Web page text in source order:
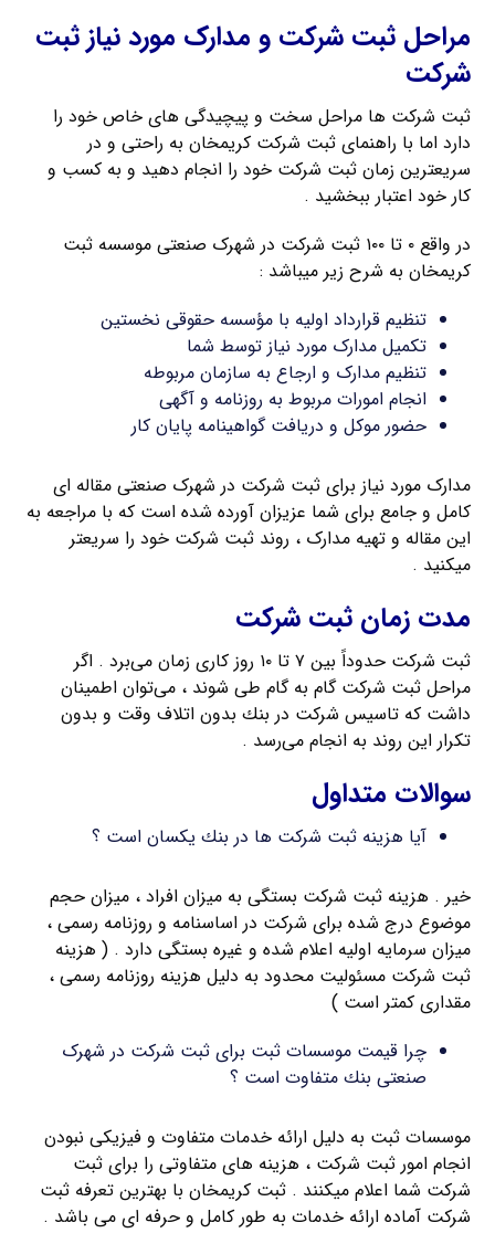
مراحل ثبت شرکت و مدارک مورد نیاز ثبت
شرکت
ثبت شرکت ها مراحل سخت و پیچیدگی های خاص خود را
دارد اما با راهنمای ثبت شرکت کریمخان به راحتی و در
سریعترین زمان ثبت شرکت خود را انجام دهید و به کسب و
کار خود اعتبار ببخشید .
در واقع ۰ تا ۱۰۰ ثبت شرکت در شهرک صنعتی موسسه ثبت
کریمخان به شرح زیر میباشد :
تنظیم قرارداد اولیه با مؤسسه حقوقی نخستین
تکمیل مدارک مورد نیاز توسط شما
تنظیم مدارک و ارجاع به سازمان مربوطه
انجام امورات مربوط به روزنامه و آگهی
حضور موکل و دریافت گواهینامه پایان کار
مدارک مورد نیاز برای ثبت شرکت در شهرک صنعتی مقاله ای
کامل و جامع برای شما عزیزان آورده شده است که با مراجعه به
این مقاله و تهیه مدارک ، روند ثبت شرکت خود را سریعتر
میکنید .
مدت زمان ثبت شرکت
ثبت شرکت حدوداً بین ۷ تا ۱۰ روز کاری زمان می‌برد . اگر
مراحل ثبت شرکت گام به گام طی شوند ، می‌توان اطمینان
داشت که تاسیس شرکت در بنك بدون اتلاف وقت و بدون
تکرار این روند به انجام می‌رسد .
سوالات متداول
آیا هزینه ثبت شرکت ها در بنك یکسان است ؟
خیر . هزینه ثبت شرکت بستگی به میزان افراد ، میزان حجم
موضوع درج شده برای شرکت در اساسنامه و روزنامه رسمی ،
میزان سرمایه اولیه اعلام شده و غیره بستگی دارد . ( هزینه
ثبت شرکت مسئولیت محدود به دلیل هزینه روزنامه رسمی ،
مقداری کمتر است )
چرا قیمت موسسات ثبت برای ثبت شرکت در شهرک
صنعتی بنك متفاوت است ؟
موسسات ثبت به دلیل ارائه خدمات متفاوت و فیزیکی نبودن
انجام امور ثبت شرکت ، هزینه های متفاوتی را برای ثبت
شرکت شما اعلام میکنند . ثبت کریمخان با بهترین تعرفه ثبت
شرکت آماده ارائه خدمات به طور کامل و حرفه ای می باشد .